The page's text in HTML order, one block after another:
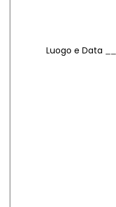
Luogo e Data